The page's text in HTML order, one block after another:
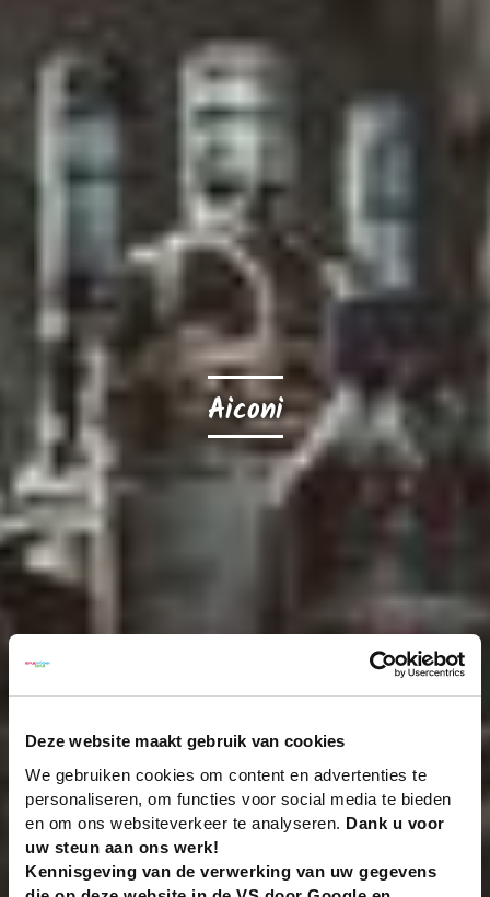
Deze website maakt gebruik van cookies
We gebruiken cookies om content en advertenties te
personaliseren, om functies voor social media te bieden
en om ons websiteverkeer te analyseren. Dank u voor
uw steun aan ons werk!
Kennisgeving van de verwerking van uw gegevens
Aiconi